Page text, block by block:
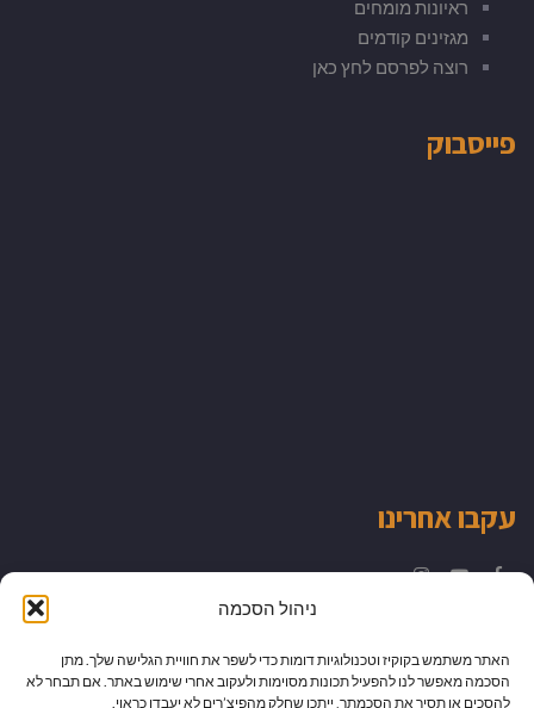
ניהול הסכמה
האתר משתמש בקוקיז וטכנולוגיות דומות כדי לשפר את חוויית הגלישה שלך. מתן
הסכמה מאפשר לנו להפעיל תכונות מסוימות ולעקוב אחרי שימוש באתר. אם תבחר לא
להסכים או תסיר את הסכמתך, ייתכן שחלק מהפיצ’רים לא יעבדו כראוי.
ראיונות מומחים
מגזינים קודמים
רוצה לפרסם לחץ כאן
פייסבוק
עקבו אחרינו